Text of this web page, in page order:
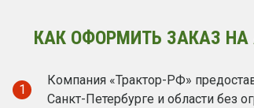
КАК ОФОРМИТЬ ЗАКАЗ НА
1
Компания «Трактор-РФ»
Санкт-Петербурге и области без